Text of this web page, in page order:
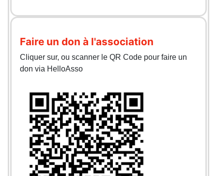
Faire un don à l'association
Cliquer sur, ou scanner le QR Code pour faire un
don via HelloAsso